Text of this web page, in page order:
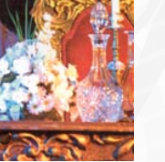
1 2 3 4 5 6 7